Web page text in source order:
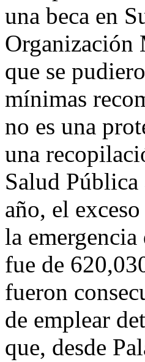
una beca en
Organización
que se
mínimas
no es una
una
Salud Pública
año, el
la
fue de
fueron
de emplear
que, desde